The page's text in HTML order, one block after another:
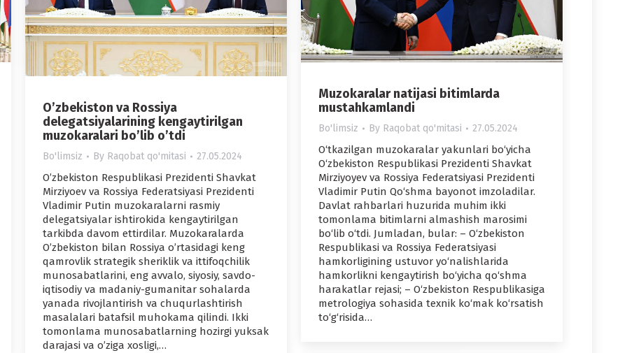
Muzokaralar natijasi bitimlarda
mustahkamlandi
Bo'limsiz By Raqobat qo'mitasi 27.05.2024
O‘tkazilgan muzokaralar yakunlari bo‘yicha
O‘zbekiston Respublikasi Prezidenti Shavkat
Mirziyoyev va Rossiya Federatsiyasi Prezidenti
Vladimir Putin Qo‘shma bayonot imzoladilar.
Davlat rahbarlari huzurida muhim ikki
tomonlama bitimlarni almashish marosimi
bo‘lib o‘tdi. Jumladan, bular: – O‘zbekiston
Respublikasi va Rossiya Federatsiyasi
hamkorligining ustuvor yo‘nalishlarida
hamkorlikni kengaytirish bo‘yicha qo‘shma
harakatlar rejasi; – O‘zbekiston Respublikasiga
metrologiya sohasida texnik ko‘mak ko‘rsatish
to‘g‘risida…
Oʼzbekiston va Rossiya
delegatsiyalarining kengaytirilgan
muzokaralari boʼlib oʼtdi
Bo'limsiz By Raqobat qo'mitasi 27.05.2024
Oʼzbekiston Respublikasi Prezidenti Shavkat
Mirziyoev va Rossiya Federatsiyasi Prezidenti
Vladimir Putin muzokaralarni rasmiy
delegatsiyalar ishtirokida kengaytirilgan
tarkibda davom ettirdilar. Muzokaralarda
Oʼzbekiston bilan Rossiya oʼrtasidagi keng
qamrovlik strategik sheriklik va ittifoqchilik
munosabatlarini, eng avvalo, siyosiy, savdo-
iqtisodiy va madaniy-gumanitar sohalarda
yanada rivojlantirish va chuqurlashtirish
masalalari batafsil muhokama qilindi. Ikki
tomonlama munosabatlarning hozirgi yuksak
darajasi va oʼziga xosligi,…